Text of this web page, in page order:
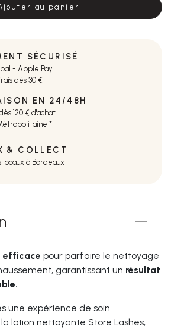
au panier
SÉCURISÉ
- Apple Pay
dès 30 €
EN 24/48H
120 € d'achat
*
& COLLECT
locaux à Bordeaux
efficace pour parfaire le nettoyage
garantissant un résultat
une expérience de soin
lotion nettoyante Store Lashes,